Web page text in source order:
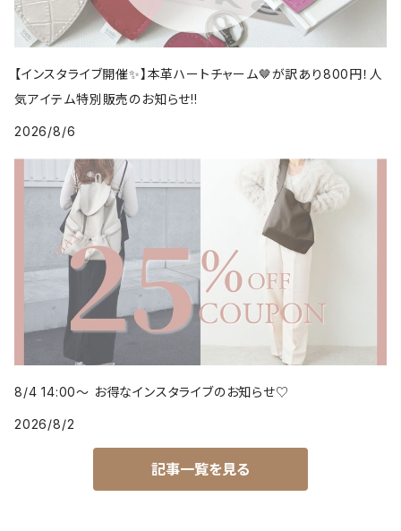
【インスタライブ開催✨】本革ハートチャーム🤎が訳あり800円！人
気アイテム特別販売のお知らせ!!
2026/8/6
8/4 14:00～ お得なインスタライブのお知らせ♡
2026/8/2
記事一覧を見る